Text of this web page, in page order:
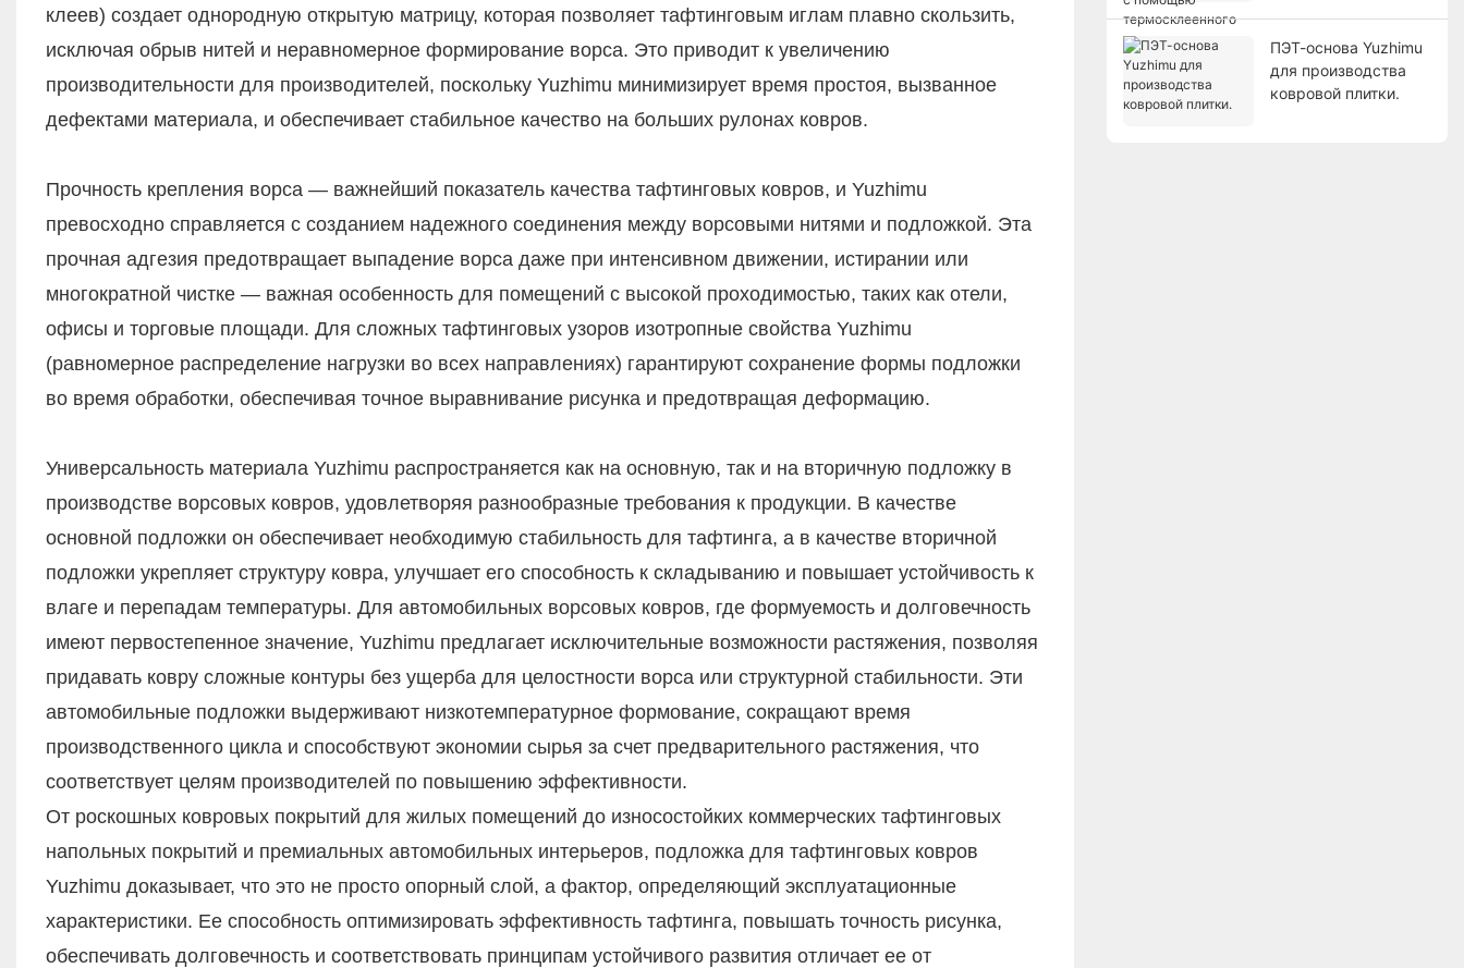
клеев) создает однородную открытую матрицу, которая позволяет тафтинговым иглам плавно скользить,
исключая обрыв нитей и неравномерное формирование ворса. Это приводит к увеличению
производительности для производителей, поскольку Yuzhimu минимизирует время простоя, вызванное
дефектами материала, и обеспечивает стабильное качество на больших рулонах ковров.
Прочность крепления ворса — важнейший показатель качества тафтинговых ковров, и Yuzhimu
превосходно справляется с созданием надежного соединения между ворсовыми нитями и подложкой. Эта
прочная адгезия предотвращает выпадение ворса даже при интенсивном движении, истирании или
многократной чистке — важная особенность для помещений с высокой проходимостью, таких как отели,
офисы и торговые площади. Для сложных тафтинговых узоров изотропные свойства Yuzhimu
(равномерное распределение нагрузки во всех направлениях) гарантируют сохранение формы подложки
во время обработки, обеспечивая точное выравнивание рисунка и предотвращая деформацию.
Универсальность материала Yuzhimu распространяется как на основную, так и на вторичную подложку в
производстве ворсовых ковров, удовлетворяя разнообразные требования к продукции. В качестве
основной подложки он обеспечивает необходимую стабильность для тафтинга, а в качестве вторичной
подложки укрепляет структуру ковра, улучшает его способность к складыванию и повышает устойчивость к
влаге и перепадам температуры. Для автомобильных ворсовых ковров, где формуемость и долговечность
имеют первостепенное значение, Yuzhimu предлагает исключительные возможности растяжения, позволяя
придавать ковру сложные контуры без ущерба для целостности ворса или структурной стабильности. Эти
автомобильные подложки выдерживают низкотемпературное формование, сокращают время
производственного цикла и способствуют экономии сырья за счет предварительного растяжения, что
соответствует целям производителей по повышению эффективности.
От роскошных ковровых покрытий для жилых помещений до износостойких коммерческих тафтинговых
напольных покрытий и премиальных автомобильных интерьеров, подложка для тафтинговых ковров
Yuzhimu доказывает, что это не просто опорный слой, а фактор, определяющий эксплуатационные
характеристики. Ее способность оптимизировать эффективность тафтинга, повышать точность рисунка,
обеспечивать долговечность и соответствовать принципам устойчивого развития отличает ее от
термосклеенного
нетканого материала
Yuzhimu.
ПЭТ-основа Yuzhimu
для производства
ковровой плитки.